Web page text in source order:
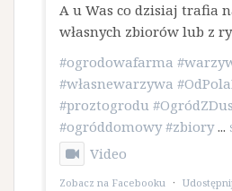
A u Was co dzisiaj trafia
własnych zbiorów lub z
#ogrodowafarma
#własnewarzywa
#proztogrodu
#ogróddomowy #zbiory ...
Video
Zobacz na Facebooku · Udostępnij